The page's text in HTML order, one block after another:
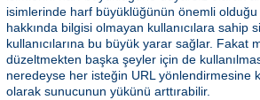
isimlerinde harf büyüklüğünün önemli
hakkında bilgisi olmayan kullanıcılara sahip
kullanıcılarına bu büyük yarar sağlar. Fakat
düzeltmekten başka şeyler için de
neredeyse her isteğin URL yönlendirmesine
olarak sunucunun yükünü arttırabilir.